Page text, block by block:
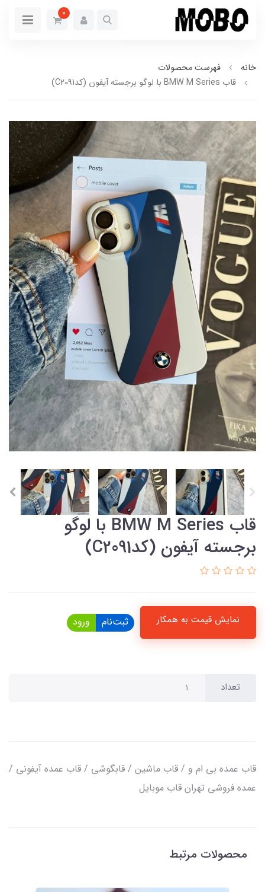
0
خانه
فهرست محصولات
قاب BMW M Series با لوگو برجسته آیفون (کدC2091)
قاب BMW M Series با لوگو
برجسته آیفون (کدC2091)
نمایش قیمت به همکار ثبت‌نام ورود
تعداد
قاب عمده بی ام و / قاب ماشین / قابگوشی / قاب عمده آیفونی /
عمده فروشی تهران قاب موبایل
محصولات مرتبط